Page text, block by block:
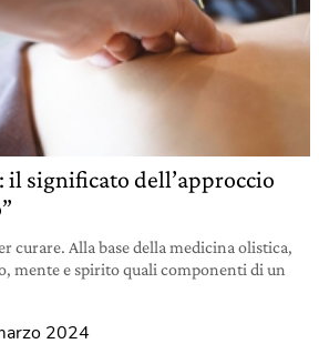
significato dell’approccio
curare. Alla base della medicina olistica,
mente e spirito quali componenti di un
2024